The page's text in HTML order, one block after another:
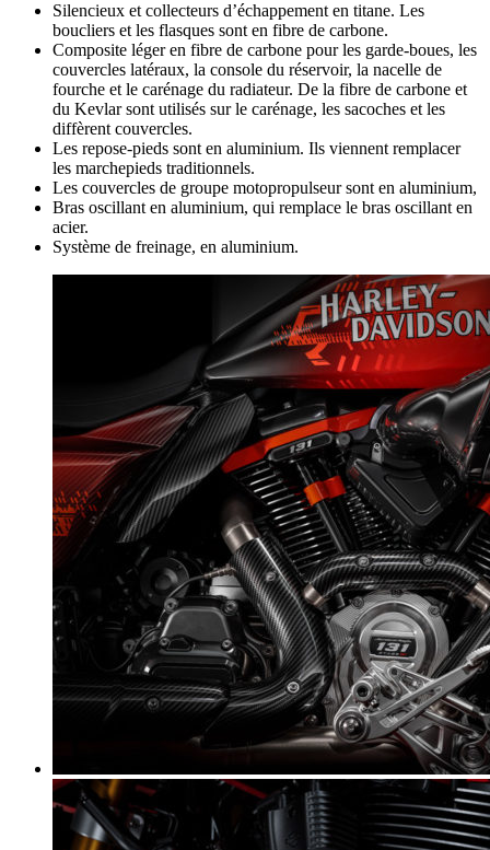
Silencieux et collecteurs d’échappement en titane. Les
boucliers et les flasques sont en fibre de carbone.
Composite léger en fibre de carbone pour les garde-boues, les
couvercles latéraux, la console du réservoir, la nacelle de
fourche et le carénage du radiateur. De la fibre de carbone et
du Kevlar sont utilisés sur le carénage, les sacoches et les
diffèrent couvercles.
Les repose-pieds sont en aluminium. Ils viennent remplacer
les marchepieds traditionnels.
Les couvercles de groupe motopropulseur sont en aluminium,
Bras oscillant en aluminium, qui remplace le bras oscillant en
acier.
Système de freinage, en aluminium.